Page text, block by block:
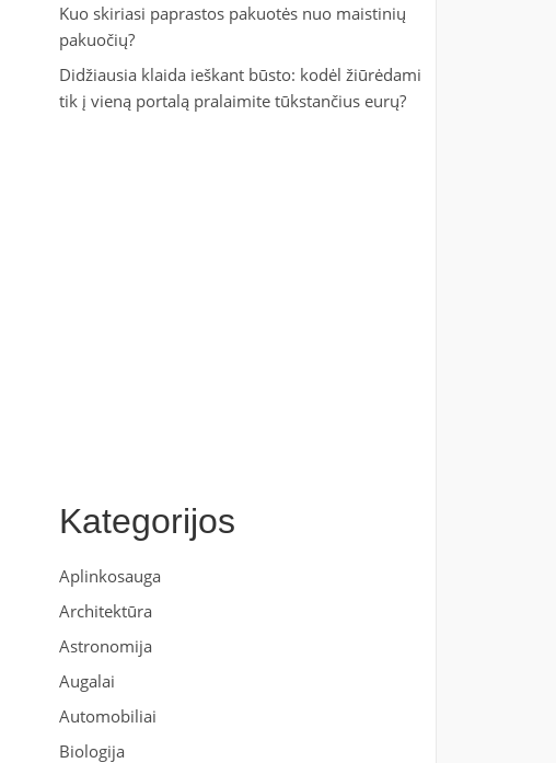
Kuo skiriasi paprastos pakuotės nuo maistinių
pakuočių?
Didžiausia klaida ieškant būsto: kodėl žiūrėdami
tik į vieną portalą pralaimite tūkstančius eurų?
Kategorijos
Aplinkosauga
Architektūra
Astronomija
Augalai
Automobiliai
Biologija